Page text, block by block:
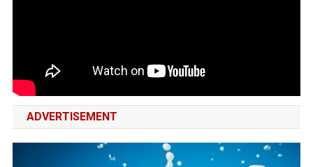
ADVERTISEMENT